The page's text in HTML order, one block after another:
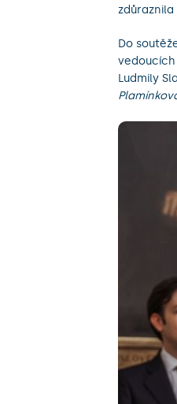
zdůraznila
Do
Ludmily